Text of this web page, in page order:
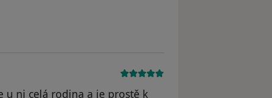
u ni celá rodina a je prostě k